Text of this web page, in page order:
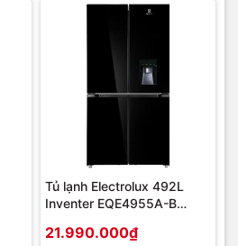
Tủ lạnh Electrolux 492L
Inventer EQE4955A-B
21.990.000₫